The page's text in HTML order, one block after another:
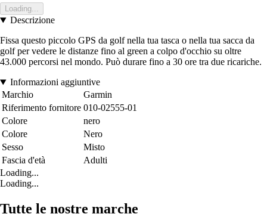
Loading...
Descrizione
Fissa questo piccolo GPS da golf nella tua tasca o nella tua sacca da
golf per vedere le distanze fino al green a colpo d'occhio su oltre
43.000 percorsi nel mondo. Può durare fino a 30 ore tra due ricariche.
Informazioni aggiuntive
Marchio
Garmin
Riferimento fornitore 010-02555-01
Colore
nero
Colore
Nero
Sesso
Misto
Fascia d'età
Adulti
Loading...
Loading...
Tutte le nostre marche